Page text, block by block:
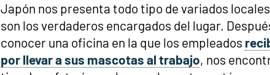
Japón nos presenta todo tipo de variados
son los verdaderos encargados del lugar.
conocer una oficina en la que los empleados
por llevar a sus mascotas al trabajo, nos